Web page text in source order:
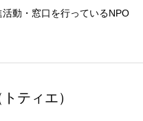
動・窓口を行っているNPO
ティエ）